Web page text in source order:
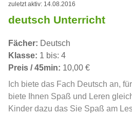
zuletzt aktiv: 14.08.2016
deutsch Unterricht
Fächer: Deutsch
Klasse: 1 bis: 4
Preis / 45min: 10,00 €
Ich biete das Fach Deutsch an,
biete Ihnen Spaß und Leren
Kinder dazu das Sie Spaß am